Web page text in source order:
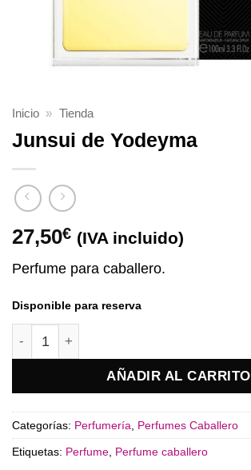
Inicio » Tienda
Junsui de Yodeyma
27,50€ (IVA incluido)
Perfume para caballero.
Disponible para reserva
AÑADIR AL CARRITO
Categorías: Perfumería Perfumes Caballero
Etiquetas: Perfume Perfume caballero